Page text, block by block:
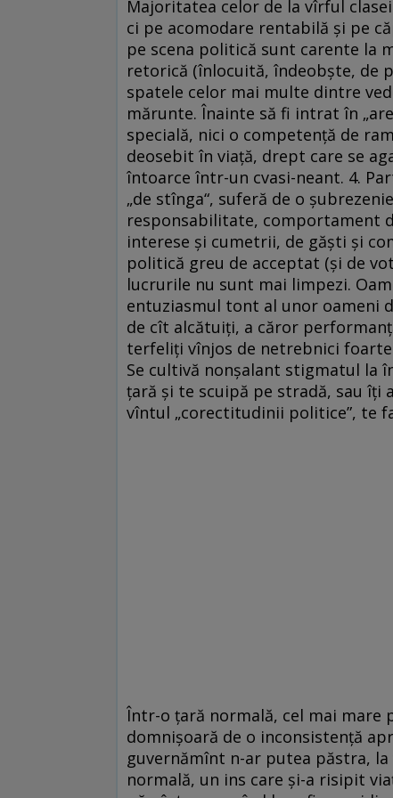
Majoritatea celor de la vîrful
ci pe acomodare rentabilă şi pe
pe scena politică sunt carente la
retorică (înlocuită, îndeobşte, de
spatele celor mai multe dintre
mărunte. Înainte să fi intrat în
specială, nici o competenţă de
deosebit în viaţă, drept care se
întoarce într-un cvasi-neant. 4.
„de stînga“, suferă de o
responsabilitate, comportament
interese şi cumetrii, de găşti şi
politică greu de acceptat (şi de
lucrurile nu sunt mai limpezi.
entuziasmul tont al unor oameni
de cît alcătuiţi, a căror
terfeliţi vînjos de netrebnici
Se cultivă nonşalant stigmatul la
ţară şi te scuipă pe stradă, sau
vîntul „corectitudinii politice”, te
Într-o ţară normală, cel mai mare
domnişoară de o inconsistenţă
guvernămînt n-ar putea păstra,
normală, un ins care şi-a risipit